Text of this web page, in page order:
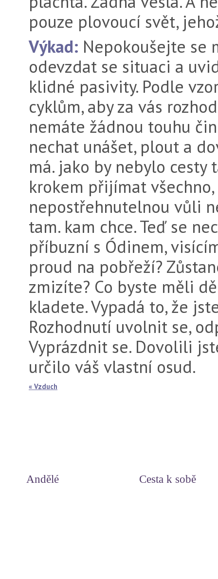
pouze plovoucí svět,
Výkad: Nepokoušejte se
odevzdat se situaci a
klidné pasivity. Podle
cyklům, aby za vás
nemáte žádnou touhu
nechat unášet, plout a
má. jako by nebylo
krokem přijímat
nepostřehnutelnou vůli
tam. kam chce. Teď se
příbuzní s Ódinem,
proud na pobřeží?
zmizíte? Co byste měli
kladete. Vypadá to, že
Rozhodnutí uvolnit se,
Vyprázdnit se. Dovolili
určilo váš vlastní osud.
« Vzduch
Andělé Cesta k sobě